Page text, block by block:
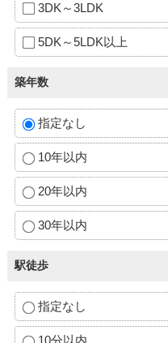
3DK～3LDK
5DK～5LDK以上
築年数
指定なし
10年以内
20年以内
30年以内
駅徒歩
指定なし